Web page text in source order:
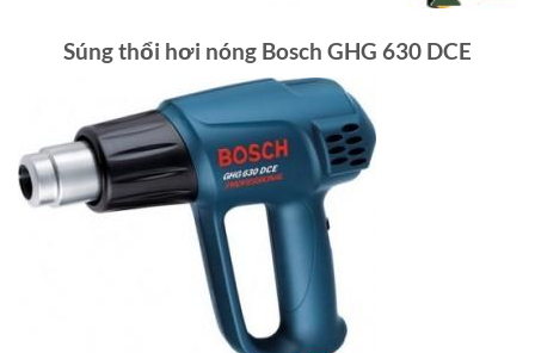
Súng thổi hơi nóng Bosch GHG 630 DCE